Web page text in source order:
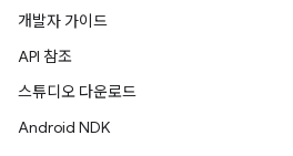
개발자 가이드
API 참조
스튜디오 다운로드
Android NDK